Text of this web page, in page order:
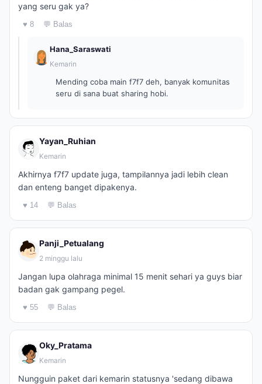
yang seru gak ya?
♥ 8 💬 Balas
Hana_Saraswati
Kemarin
Mending coba main f7f7 deh, banyak komunitas
seru di sana buat sharing hobi.
Yayan_Ruhian
Kemarin
Akhirnya f7f7 update juga, tampilannya jadi lebih clean
dan enteng banget dipakenya.
♥ 14 💬 Balas
Panji_Petualang
2 minggu lalu
Jangan lupa olahraga minimal 15 menit sehari ya guys biar
badan gak gampang pegel.
♥ 55 💬 Balas
Oky_Pratama
Kemarin
Nungguin paket dari kemarin statusnya 'sedang dibawa